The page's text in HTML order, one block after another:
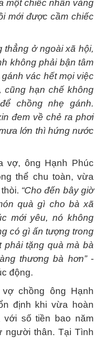
một chiếc nhẫn vàng
mới được cầm chiếc
thẳng ở ngoài xã hội,
không phải bận tâm
vác hết mọi việc
cũng hạn chế không
chồng nhẹ gánh.
đem về chẻ ra phơi
lớn thì hứng nước
vợ, ông Hạnh Phúc
thể chu toàn, vừa
“Cho đến bây giờ
quà gì cho bà xã
mới yêu, nó không
có gì ấn tượng trong
phải tặng quà mà bà
thương bà hơn”-
động.
chồng ông Hạnh
định khi vừa hoàn
với số tiền bao năm
người thân. Tại Tình